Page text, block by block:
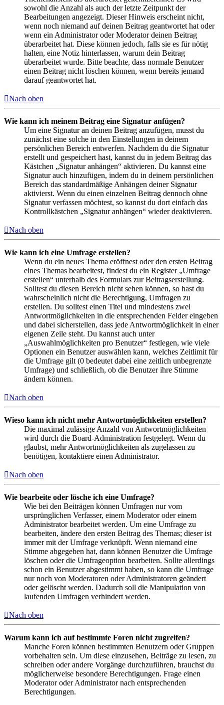
sowohl die Anzahl als auch der letzte Zeitpunkt der
Bearbeitungen angezeigt. Dieser Hinweis erscheint nicht,
wenn noch niemand auf deinen Beitrag geantwortet hat oder
wenn ein Administrator oder Moderator deinen Beitrag
überarbeitet hat. Diese können jedoch, falls sie es für nötig
halten, eine Notiz hinterlassen, warum dein Beitrag
überarbeitet wurde. Bitte beachte, dass normale Benutzer
einen Beitrag nicht löschen können, wenn bereits jemand
darauf geantwortet hat.
Nach oben
Wie kann ich meinem Beitrag eine Signatur anfügen?
Um eine Signatur an deinen Beitrag anzufügen, musst du
zunächst eine solche in den Einstellungen in deinem
persönlichen Bereich entwerfen. Nachdem du die Signatur
erstellt und gespeichert hast, kannst du in jedem Beitrag das
Kästchen „Signatur anhängen“ aktivieren. Du kannst eine
Signatur auch hinzufügen, indem du in deinem persönlichen
Bereich das standardmäßige Anhängen deiner Signatur
aktivierst. Wenn du einen einzelnen Beitrag dennoch ohne
Signatur verfassen möchtest, so kannst du dort einfach das
Kontrollkästchen „Signatur anhängen“ wieder deaktivieren.
Nach oben
Wie kann ich eine Umfrage erstellen?
Wenn du ein neues Thema eröffnest oder den ersten Beitrag
eines Themas bearbeitest, findest du ein Register „Umfrage
erstellen“ unterhalb des Formulars zur Beitragserstellung.
Solltest du diesen Bereich nicht sehen können, so hast du
wahrscheinlich nicht die Berechtigung, Umfragen zu
erstellen. Du solltest einen Titel und mindestens zwei
Antwortmöglichkeiten in die entsprechenden Felder eingeben
und dabei sicherstellen, dass jede Antwortmöglichkeit in einer
eigenen Zeile steht. Du kannst auch unter
„Auswahlmöglichkeiten pro Benutzer“ festlegen, wie viele
Optionen ein Benutzer auswählen kann, welches Zeitlimit für
die Umfrage gilt (0 bedeutet dabei eine zeitlich unbegrenzte
Umfrage) und schließlich, ob die Benutzer ihre Stimme
ändern können.
Nach oben
Wieso kann ich nicht mehr Antwortmöglichkeiten erstellen?
Die maximal zulässige Anzahl von Antwortmöglichkeiten
wird durch die Board-Administration festgelegt. Wenn du
glaubst, mehr Antwortmöglichkeiten als zugelassen zu
benötigen, kontaktiere einen Administrator.
Nach oben
Wie bearbeite oder lösche ich eine Umfrage?
Wie bei den Beiträgen können Umfragen nur vom
ursprünglichen Verfasser, einem Moderator oder einem
Administrator bearbeitet werden. Um eine Umfrage zu
bearbeiten, ändere den ersten Beitrag des Themas; dieser ist
immer mit der Umfrage verknüpft. Wenn niemand eine
Stimme abgegeben hat, dann können Benutzer die Umfrage
löschen oder die Umfrageoption bearbeiten. Sollte allerdings
schon ein Benutzer abgestimmt haben, so kann die Umfrage
nur noch von Moderatoren oder Administratoren geändert
oder gelöscht werden. Dadurch soll die Manipulation von
laufenden Umfragen verhindert werden.
Nach oben
Warum kann ich auf bestimmte Foren nicht zugreifen?
Manche Foren können bestimmten Benutzern oder Gruppen
vorbehalten sein. Um diese einzusehen, Beiträge zu lesen, zu
schreiben oder andere Vorgänge durchzuführen, brauchst du
möglicherweise besondere Berechtigungen. Frage einen
Moderator oder Administrator nach entsprechenden
Berechtigungen.